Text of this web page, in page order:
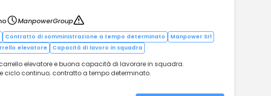
ManpowerGroup
Contratto di somministrazione a tempo determinato
Manpower Srl
elevatore Capacità di lavoro in squadra
elevatore e buona capacità di lavorare in squadra.
ciclo continuo; contratto a tempo determinato.